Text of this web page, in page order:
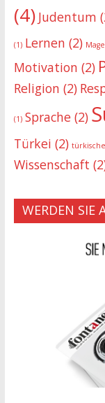
(4) Judentum
(1) Lernen (2)
Motivation (2)
Religion (2)
(1) Sprache(2)
Türkei (2)
Wissenschaft
WERDEN SIE